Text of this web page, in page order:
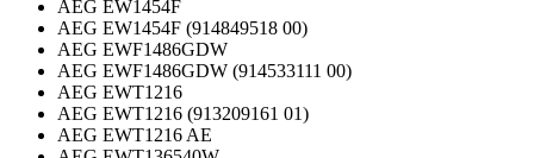
AEG EW1454F
AEG EW1454F (914849518 00)
AEG EWF1486GDW
AEG EWF1486GDW (914533111 00)
AEG EWT1216
AEG EWT1216 (913209161 01)
AEG EWT1216 AE